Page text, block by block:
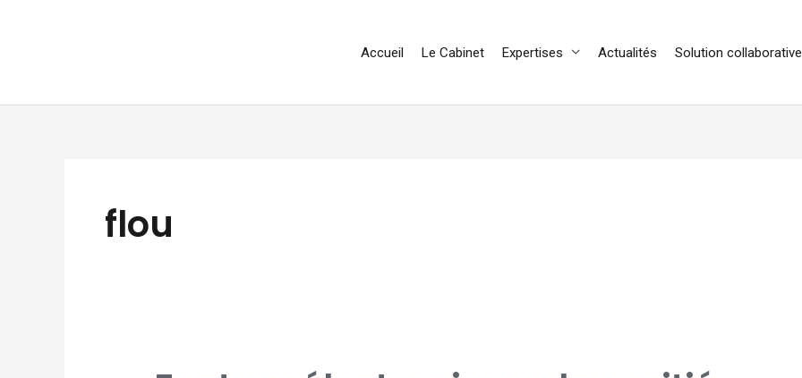
Accueil Le Cabinet Expertises Actualités Solution collaborative
flou